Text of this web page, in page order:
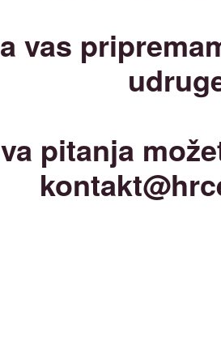
vas
pitanja